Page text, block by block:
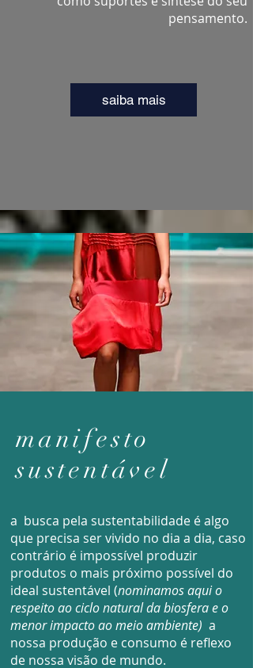
pensamento.
saiba mais
manifesto
sustentável
a busca pela sustentabilidade é algo
que precisa ser vivido no dia a dia, caso
contrário é impossível produzir
produtos o mais próximo possível do
ideal sustentável (nominamos aqui o
respeito ao ciclo natural da biosfera e o
menor impacto ao meio ambiente) a
nossa produção e consumo é reflexo
de nossa visão de mundo.